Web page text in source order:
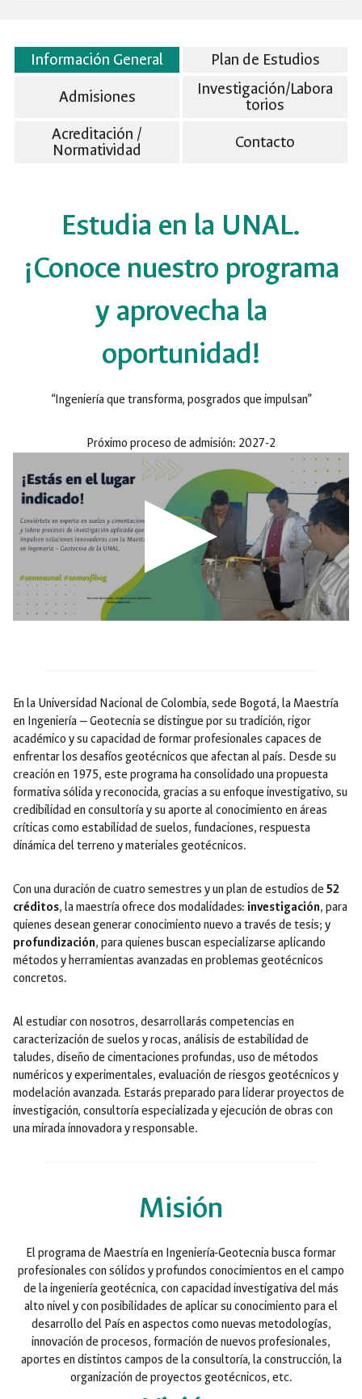
Información General
Plan de Estudios
Admisiones
Investigación/Labora
torios
Acreditación /
Normatividad
Contacto
Estudia en la UNAL.
¡Conoce nuestro programa
y aprovecha la
oportunidad!
“Ingeniería que transforma, posgrados que impulsan”
Próximo proceso de admisión: 2027-2
En la Universidad Nacional de Colombia, sede Bogotá, la Maestría
en Ingeniería — Geotecnia se distingue por su tradición, rigor
académico y su capacidad de formar profesionales capaces de
enfrentar los desafíos geotécnicos que afectan al país. Desde su
creación en 1975, este programa ha consolidado una propuesta
formativa sólida y reconocida, gracias a su enfoque investigativo, su
credibilidad en consultoría y su aporte al conocimiento en áreas
críticas como estabilidad de suelos, fundaciones, respuesta
dinámica del terreno y materiales geotécnicos.
Con una duración de cuatro semestres y un plan de estudios de 52
créditos, la maestría ofrece dos modalidades: investigación, para
quienes desean generar conocimiento nuevo a través de tesis; y
profundización, para quienes buscan especializarse aplicando
métodos y herramientas avanzadas en problemas geotécnicos
concretos.
Al estudiar con nosotros, desarrollarás competencias en
caracterización de suelos y rocas, análisis de estabilidad de
taludes, diseño de cimentaciones profundas, uso de métodos
numéricos y experimentales, evaluación de riesgos geotécnicos y
modelación avanzada. Estarás preparado para liderar proyectos de
investigación, consultoría especializada y ejecución de obras con
una mirada innovadora y responsable.
Misión
El programa de Maestría en Ingeniería-Geotecnia busca formar
profesionales con sólidos y profundos conocimientos en el campo
de la ingeniería geotécnica, con capacidad investigativa del más
alto nivel y con posibilidades de aplicar su conocimiento para el
desarrollo del País en aspectos como nuevas metodologías,
innovación de procesos, formación de nuevos profesionales,
aportes en distintos campos de la consultoría, la construcción, la
organización de proyectos geotécnicos, etc.